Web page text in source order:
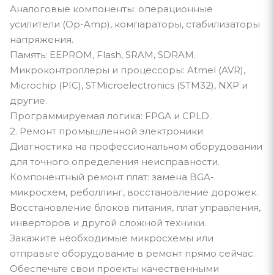
Аналоговые компоненты: операционные
усилители (Op-Amp), компараторы, стабилизаторы
напряжения.
Память: EEPROM, Flash, SRAM, SDRAM.
Микроконтроллеры и процессоры: Atmel (AVR),
Microchip (PIC), STMicroelectronics (STM32), NXP и
другие.
Программируемая логика: FPGA и CPLD.
2. Ремонт промышленной электроники
Диагностика на профессиональном оборудовании
для точного определения неисправности.
Компонентный ремонт плат: замена BGA-
микросхем, реболлинг, восстановление дорожек.
Восстановление блоков питания, плат управления,
инверторов и другой сложной техники.
Закажите необходимые микросхемы или
отправьте оборудование в ремонт прямо сейчас.
Обеспечьте свои проекты качественными